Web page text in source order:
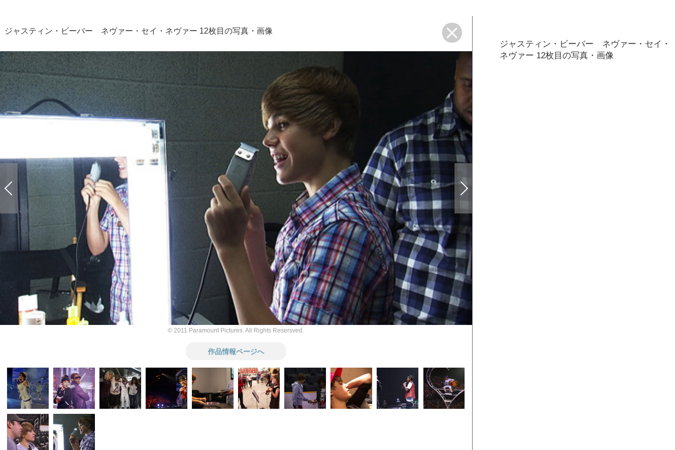
ジャスティン・ビーバー ネヴァー・セイ・ネヴァー 12枚目の写真・画像
© 2011 Paramount Pictures. All Rights Resersved.
次の画像
作品情報ページへ
ジャスティン・ビーバー ネヴァー・セイ・
ネヴァー 12枚目の写真・画像